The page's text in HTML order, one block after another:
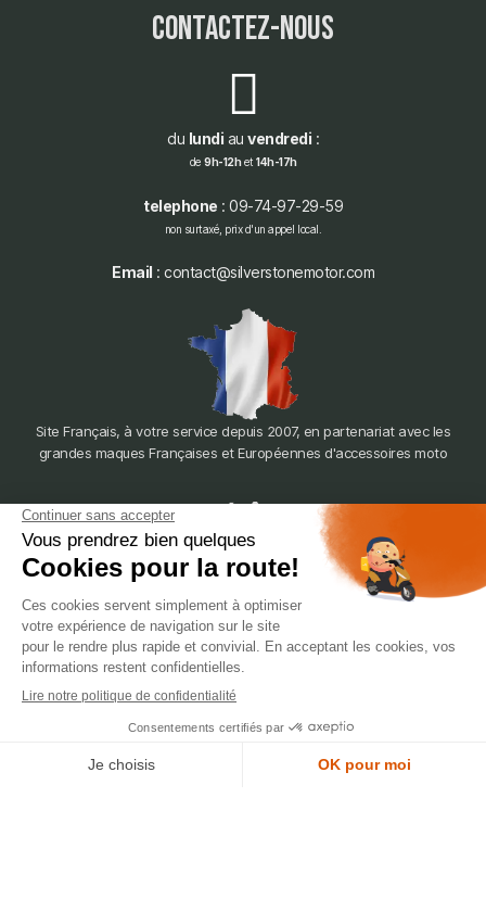
contactez-nous
du lundi au vendredi :
de 9h-12het 14h-17h
telephone : 09-74-97-29-59
non surtaxé, prix d'un appel local.
Email : contact@silverstonemotor.com
Site Français, à votre service depuis 2007, en partenariat avec les
grandes maques Françaises et Européennes d'accessoires moto
388 Av. Charles de Gaulle, 69200 Vénissieux
© 2007-2025 Silverstone Motor